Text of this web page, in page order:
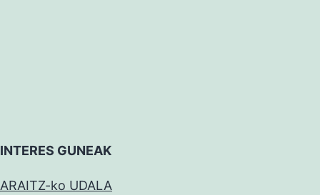
INTERES GUNEAK
ARAITZ-ko UDALA